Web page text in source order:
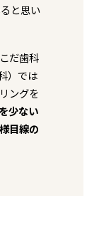
と思い
だ歯科
）では
ングを
少ない
目線の